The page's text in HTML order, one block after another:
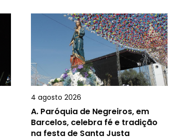
4 agosto 2026
A. Paróquia de Negreiros, em
Barcelos, celebra fé e tradição
na festa de Santa Justa